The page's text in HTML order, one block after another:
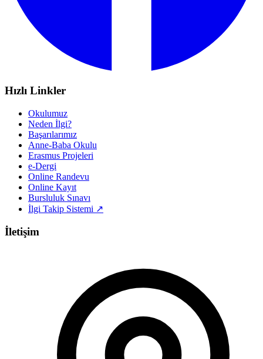
Hızlı Linkler
Okulumuz
Neden İlgi?
Başarılarımız
Anne-Baba Okulu
Erasmus Projeleri
e-Dergi
Online Randevu
Online Kayıt
Bursluluk Sınavı
İlgi Takip Sistemi ↗
İletişim